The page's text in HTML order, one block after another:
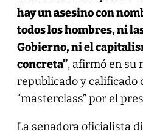
hay un asesino con
todos los hombres, ni
Gobierno, ni el
concreta”, afirmó en su
republicado y calificado
“masterclass” por el
La senadora oficialista